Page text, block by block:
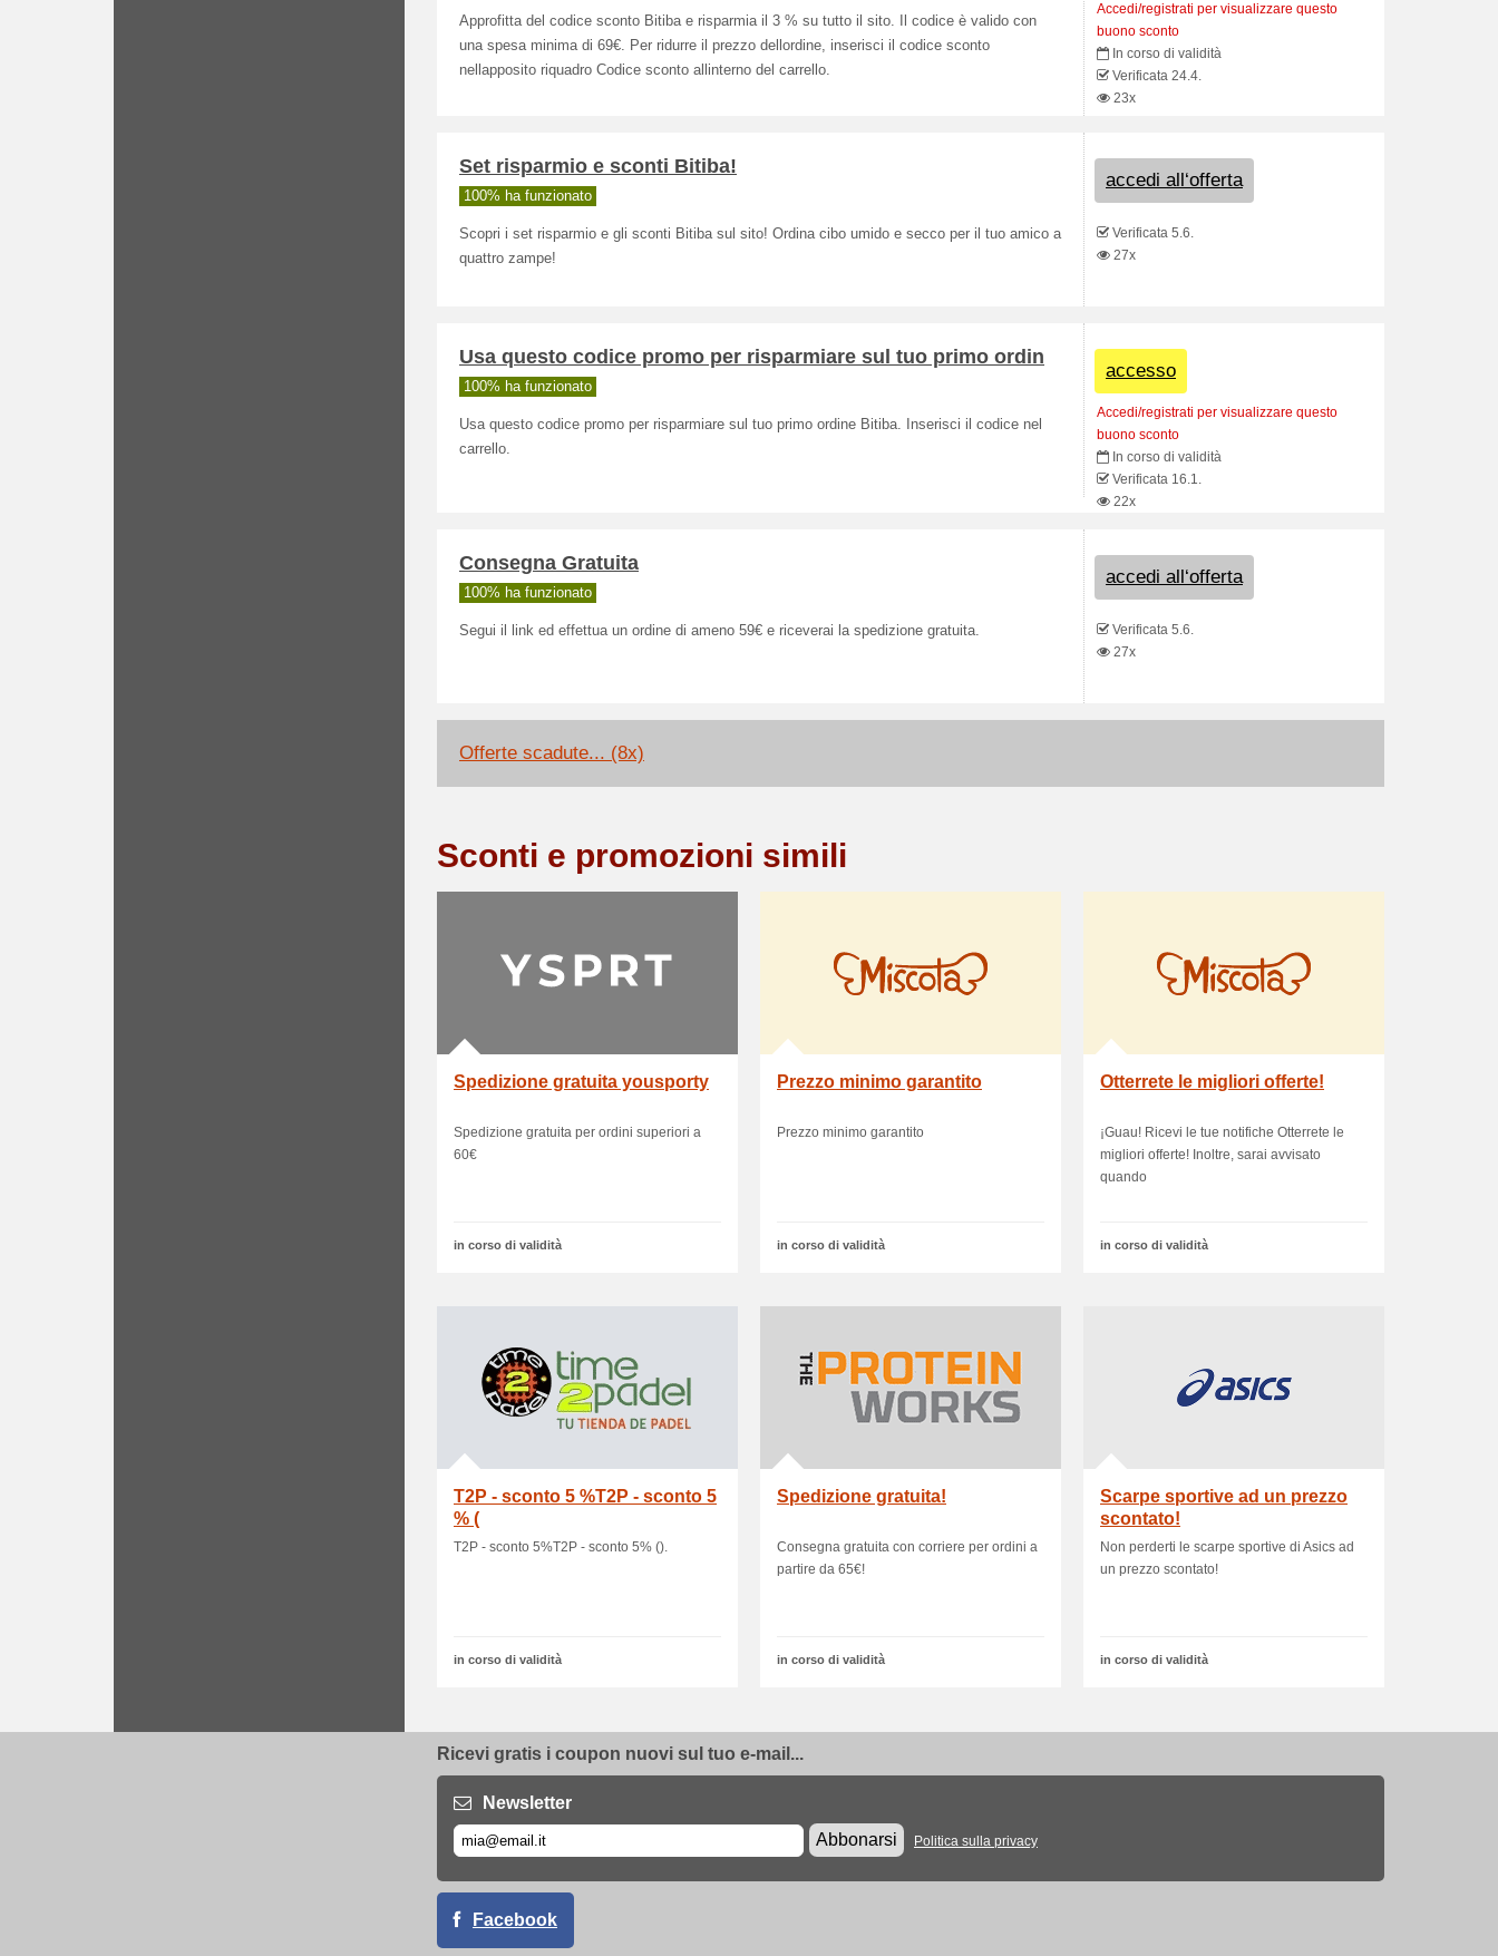
Approfitta del codice sconto Bitiba e risparmia il 3 % su tutto il sito. Il codice è valido con
una spesa minima di 69€. Per ridurre il prezzo dellordine, inserisci il codice sconto
nellapposito riquadro Codice sconto allinterno del carrello.
Accedi/registrati per visualizzare questo
buono sconto
In corso di validità
Verificata 24.4.
23x
Set risparmio e sconti Bitiba!
100% ha funzionato
Scopri i set risparmio e gli sconti Bitiba sul sito! Ordina cibo umido e secco per il tuo amico a
quattro zampe!
accedi all‘offerta
Verificata 5.6.
27x
Usa questo codice promo per risparmiare sul tuo primo ordin
100% ha funzionato
Usa questo codice promo per risparmiare sul tuo primo ordine Bitiba. Inserisci il codice nel
carrello.
accesso
Accedi/registrati per visualizzare questo
buono sconto
In corso di validità
Verificata 16.1.
22x
Consegna Gratuita
100% ha funzionato
Segui il link ed effettua un ordine di ameno 59€ e riceverai la spedizione gratuita.
accedi all‘offerta
Verificata 5.6.
27x
Offerte scadute... (8x)
Sconti e promozioni simili
Spedizione gratuita yousporty
Spedizione gratuita per ordini superiori a
60€
in corso di validità
Prezzo minimo garantito
Prezzo minimo garantito
in corso di validità
Otterrete le migliori offerte!
¡Guau! Ricevi le tue notifiche Otterrete le
migliori offerte! Inoltre, sarai avvisato
quando
in corso di validità
T2P - sconto 5 %T2P - sconto 5
% (
T2P - sconto 5%T2P - sconto 5% ().
in corso di validità
Spedizione gratuita!
Consegna gratuita con corriere per ordini a
partire da 65€!
in corso di validità
Scarpe sportive ad un prezzo
scontato!
Non perderti le scarpe sportive di Asics ad
un prezzo scontato!
in corso di validità
Ricevi gratis i coupon nuovi sul tuo e-mail...
Newsletter
Abbonarsi
Politica sulla privacy
Facebook